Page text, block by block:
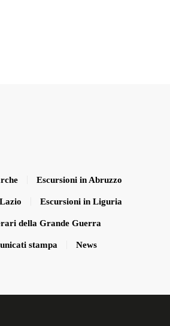
Escursioni in Abruzzo
Escursioni in Liguria
della Grande Guerra
stampa News